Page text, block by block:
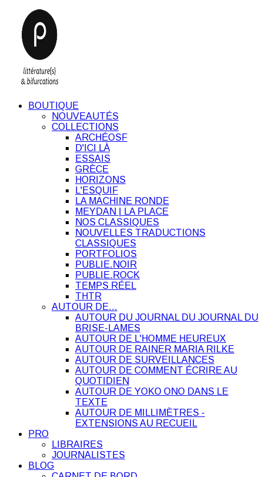
BOUTIQUE
NOUVEAUTÉS
COLLECTIONS
ARCHÉOSF
D'ICI LÀ
ESSAIS
GRÈCE
HORIZONS
L'ESQUIF
LA MACHINE RONDE
MEYDAN | LA PLACE
NOS CLASSIQUES
NOUVELLES TRADUCTIONS
CLASSIQUES
PORTFOLIOS
PUBLIE.NOIR
PUBLIE.ROCK
TEMPS RÉEL
THTR
AUTOUR DE…
AUTOUR DU JOURNAL DU JOURNAL DU
BRISE-LAMES
AUTOUR DE L'HOMME HEUREUX
AUTOUR DE RAINER MARIA RILKE
AUTOUR DE SURVEILLANCES
AUTOUR DE COMMENT ÉCRIRE AU
QUOTIDIEN
AUTOUR DE YOKO ONO DANS LE
TEXTE
AUTOUR DE MILLIMÈTRES -
EXTENSIONS AU RECUEIL
PRO
LIBRAIRES
JOURNALISTES
BLOG